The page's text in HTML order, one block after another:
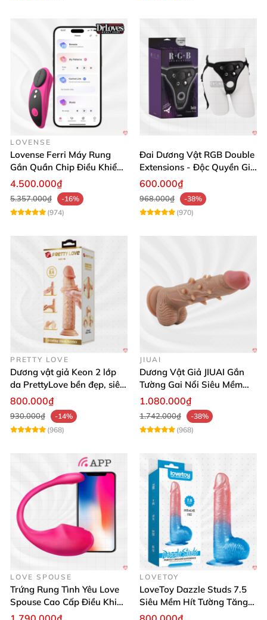
LOVENSE
Lovense Ferri Máy Rung
Gắn Quần Chip Điều Khiển
App Tăng Hưng Phấn
4.500.000₫
5.357.000₫
-16%
(974)
Đai Dương Vật RGB Double
Extensions - Độc Quyền Giá
Sốc
600.000₫
968.000₫
-38%
(970)
PRETTY LOVE
Dương vật giả Keon 2 lớp
da PrettyLove bền đẹp, siêu
mềm mại
800.000₫
930.000₫
-14%
(968)
JIUAI
Dương Vật Giả JIUAI Gắn
Tường Gai Nổi Siêu Mềm
Thoải Mái Mua Ngay
1.080.000₫
1.742.000₫
-38%
(968)
LOVE SPOUSE
Trứng Rung Tình Yêu Love
Spouse Cao Cấp Điều Khiển
App Đỉnh Cao
LOVETOY
LoveToy Dazzle Studs 7.5
Siêu Mềm Hít Tường Tăng
Khoái Cảm